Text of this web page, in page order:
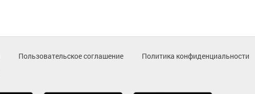
Пользовательское соглашение
Политика конфиденциальности